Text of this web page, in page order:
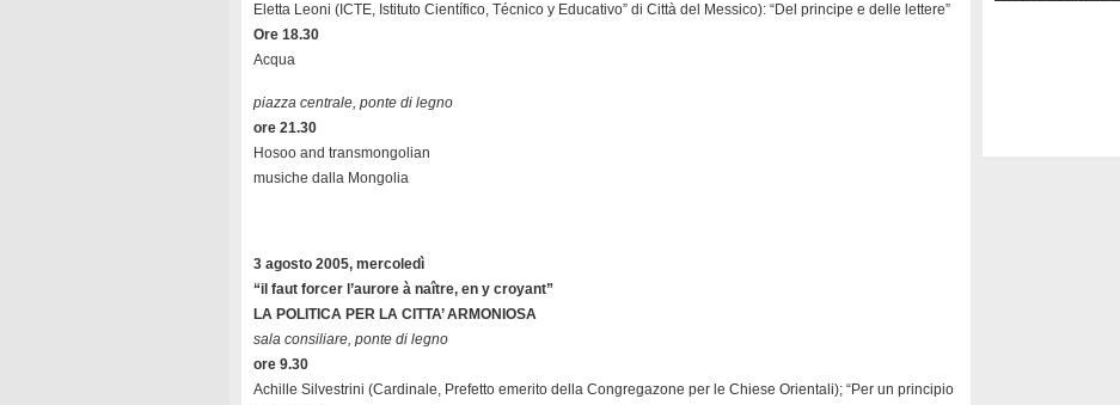
Eletta Leoni (ICTE, Istituto Científico, Técnico y Educativo” di Città del Messico): “Del principe e delle lettere”
Ore 18.30
Acqua
piazza centrale, ponte di legno
ore 21.30
Hosoo and transmongolian
musiche dalla Mongolia
3 agosto 2005, mercoledì
“il faut forcer l’aurore à naître, en y croyant”
LA POLITICA PER LA CITTA’ ARMONIOSA
sala consiliare, ponte di legno
ore 9.30
Achille Silvestrini (Cardinale, Prefetto emerito della Congregazone per le Chiese Orientali); “Per un principio